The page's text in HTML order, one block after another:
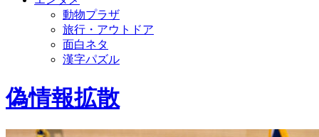
動物プラザ
旅行・アウトドア
面白ネタ
漢字パズル
偽情報拡散